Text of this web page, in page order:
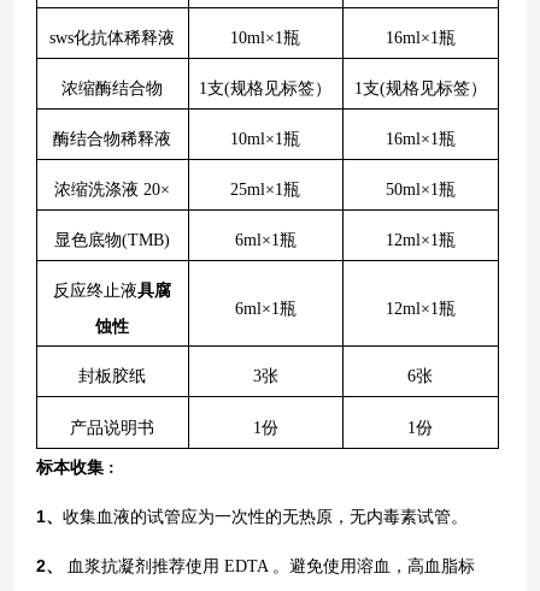
sws化抗体稀释液 10ml×1瓶 16ml×1瓶
浓缩酶结合物 1支(规格见标签） 1支(规格见标签）
酶结合物稀释液 10ml×1瓶 16ml×1瓶
浓缩洗涤液 20× 25ml×1瓶 50ml×1瓶
显色底物(TMB) 6ml×1瓶 12ml×1瓶
反应终止液具腐
蚀性
6ml×1瓶 12ml×1瓶
封板胶纸 3张 6张
产品说明书 1份 1份
标本收集 :
1、 收集血液的试管应为一次性的无热原，无内毒素试管。
2、 血浆抗凝剂推荐使用 EDTA 。避免使用溶血，高血脂标